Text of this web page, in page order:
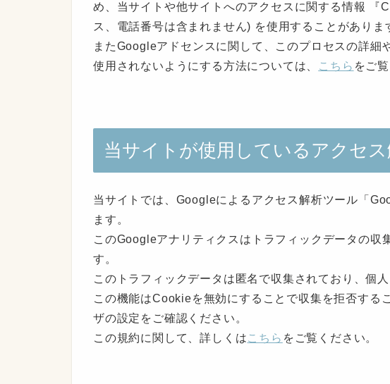
め、当サイトや他サイトへのアクセスに関する情報 『
ス、電話番号は含まれません) を使用することがありま
またGoogleアドセンスに関して、このプロセスの詳細
使用されないようにする方法については、
こちら をご
当サイトが使用しているアクセ
当サイトでは、Googleによるアクセス解析ツール「
ます。
このGoogleアナリティクスはトラフィックデータの収
す。
このトラフィックデータは匿名で収集されており、個
この機能はCookieを無効にすることで収集を拒否する
ザの設定をご確認ください。
この規約に関して、詳しくはこちら をご覧ください。